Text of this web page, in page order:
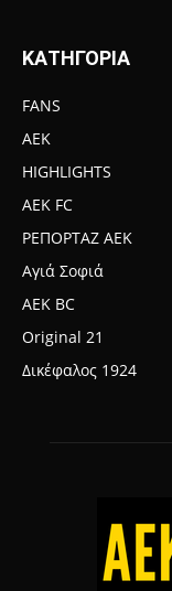
ΚΑΤΗΓΟΡΙΑ
FANS
AEK
HIGHLIGHTS
AEK FC
ΡΕΠΟΡΤΑΖ ΑΕΚ
Αγιά Σοφιά
AEK BC
Original 21
Δικέφαλος 1924